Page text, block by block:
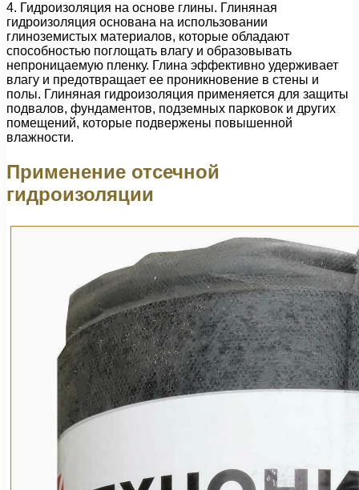
4. Гидроизоляция на основе глины. Глиняная
гидроизоляция основана на использовании
глиноземистых материалов, которые обладают
способностью поглощать влагу и образовывать
непроницаемую пленку. Глина эффективно удерживает
влагу и предотвращает ее проникновение в стены и
полы. Глиняная гидроизоляция применяется для защиты
подвалов, фундаментов, подземных парковок и других
помещений, которые подвержены повышенной
влажности.
Применение отсечной
гидроизоляции